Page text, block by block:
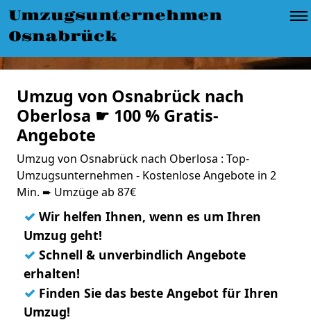
Umzugsunternehmen
Osnabrück
Umzug von Osnabrück nach
Oberlosa ☛ 100 % Gratis-
Angebote
Umzug von Osnabrück nach Oberlosa : Top-
Umzugsunternehmen - Kostenlose Angebote in 2
Min. ➨ Umzüge ab 87€
✓ Wir helfen Ihnen, wenn es um Ihren
Umzug geht!
✓ Schnell & unverbindlich Angebote
erhalten!
✓ Finden Sie das beste Angebot für Ihren
Umzug!